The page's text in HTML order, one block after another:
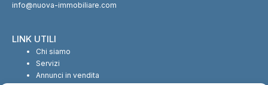
info@nuova-immobiliare.com
LINK UTILI
Chi siamo
Servizi
Annunci in vendita